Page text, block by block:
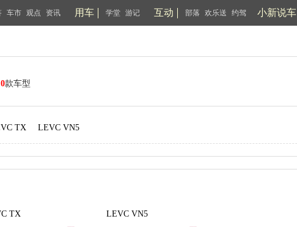
车市 观点 资讯 用车 学堂 游记 互动 部落 欢乐送 约驾 小新说车
0款车型
TX LEVC VN5
TX LEVC VN5